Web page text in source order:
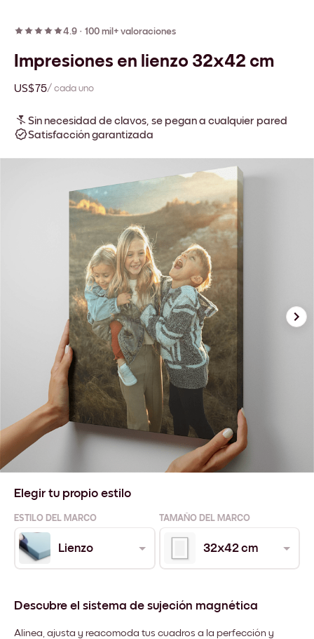
4.9 · 100 mil+ valoraciones
Impresiones en lienzo 32x42 cm
US$75/ cada uno
Sin necesidad de clavos, se pegan a cualquier pared
Satisfacción garantizada
Elegir tu propio estilo
ESTILO DEL MARCO TAMAÑO DEL MARCO
Lienzo 32x42 cm
Descubre el sistema de sujeción magnética
Alinea, ajusta y reacomoda tus cuadros a la perfección y